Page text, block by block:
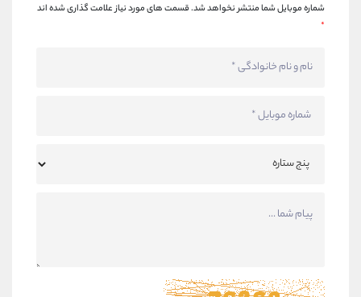
شماره موبایل شما منتشر نخواهد شد.قسمت های مورد نیاز علامت گذاری شده اند
*